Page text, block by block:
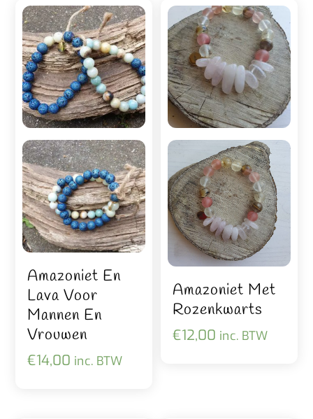
Amazoniet En
Lava Voor
Mannen En
Vrouwen
€14,00 inc. BTW
Amazoniet Met
Rozenkwarts
€12,00 inc. BTW